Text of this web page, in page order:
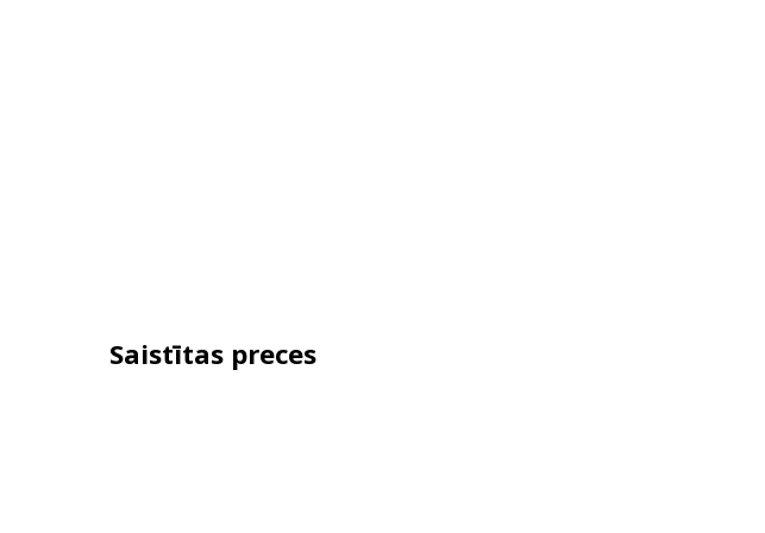
Saistītas preces